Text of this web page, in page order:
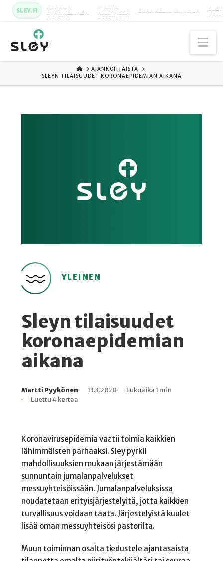
SLEY.FI KARKUN
EVANKELINEN
OPISTO
MAATA
NÄKYVISSÄ
-FESTARIT
EVANKELIUMIJUHLA
ETUSIVU
AJANKOHTAISTA
SLEYN TILAISUUDET KORONAEPIDEMIAN AIKANA
YLEINEN
Sleyn tilaisuudet
koronaepidemian
aikana
Kirjoittaja
Martti Pyykönen
Julkaistu
13.3.2020
Lukuaika
Lukuaika 1 min
Lukukertoja
Luettu 4 kertaa
Koronavirusepidemia vaatii toimia kaikkien
lähimmäisten parhaaksi. Sley pyrkii
mahdollisuuksien mukaan järjestämään
sunnuntain jumalanpalvelukset
messuyhteisöissään. Jumalanpalveluksissa
noudatetaan erityisjärjestelyitä, jotta kaikkien
turvallisuus voidaan taata. Järjestelyistä kuulet
lisää oman messuyhteisösi pastorilta.
Muun toiminnan osalta tiedustele ajantasaista